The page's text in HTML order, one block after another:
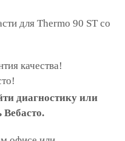
для Thermo 90 ST со
качества!
диагностику или
Вебасто.